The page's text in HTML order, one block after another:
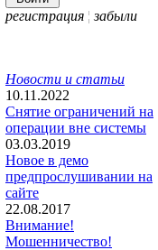
регистрация ¦ забыли
Новости и статьи
10.11.2022
Снятие ограничений на
операции вне системы
03.03.2019
Новое в демо
предпрослушивании на
сайте
22.08.2017
Внимание!
Мошенничество!